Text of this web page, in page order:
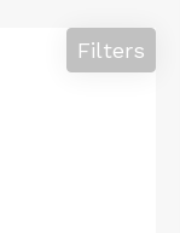
Filters